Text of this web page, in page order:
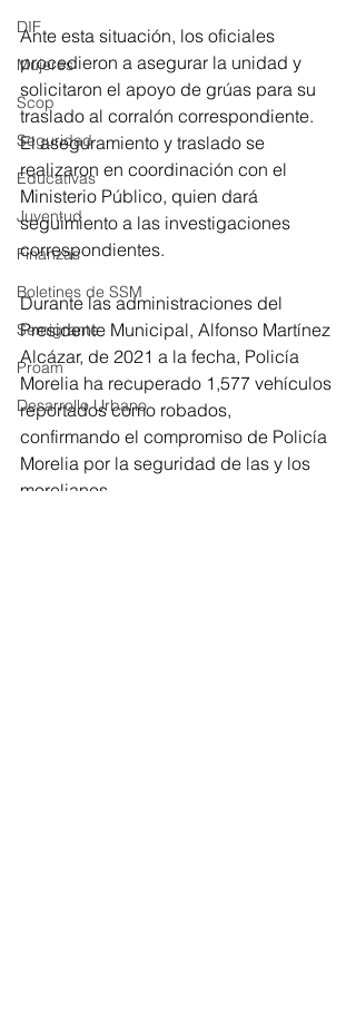
DIF
Mujeres
Scop
Seguridad
Educativas
Juventud
Finanzas
Boletines de SSM
Semigrante
Proam
Desarrollo Urbano
Ante esta situación, los oficiales
procedieron a asegurar la unidad y
solicitaron el apoyo de grúas para su
traslado al corralón correspondiente.
El aseguramiento y traslado se
realizaron en coordinación con el
Ministerio Público, quien dará
seguimiento a las investigaciones
correspondientes.
Durante las administraciones del
Presidente Municipal, Alfonso Martínez
Alcázar, de 2021 a la fecha, Policía
Morelia ha recuperado 1,577 vehículos
reportados como robados,
confirmando el compromiso de Policía
Morelia por la seguridad de las y los
morelianos.